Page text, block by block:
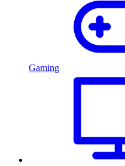
Gaming